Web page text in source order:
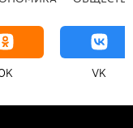
VK